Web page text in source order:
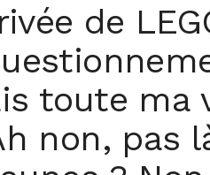
de
toute ma
non, pas